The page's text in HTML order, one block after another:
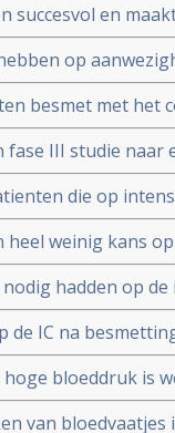
succesvol en
studie
op
Erasmus MC
besmet met het
dosis
III studie
van patienten
die op
Nederlands
heel weinig kans
van de
hadden op
de IC na
zijn leven
bloeddruk is
aan de
van